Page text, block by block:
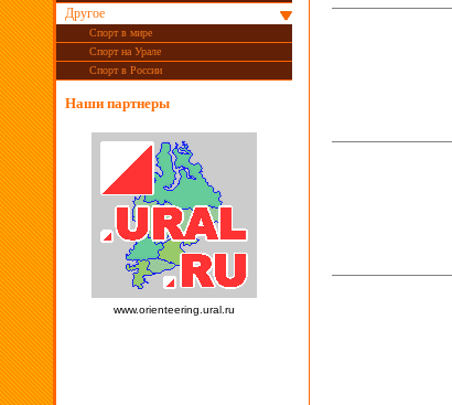
Другое
Спорт в мире
Спорт на Урале
Спорт в России
Наши партнеры
www.orienteering.ural.ru